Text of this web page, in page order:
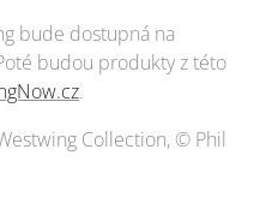
bude dostupná na
budou produkty z této
.
Collection, © Phil